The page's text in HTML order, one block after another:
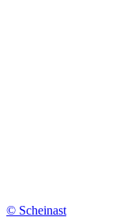
© Scheinast